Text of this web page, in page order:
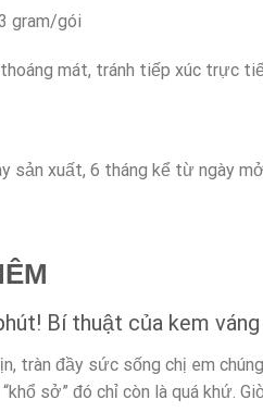
gram/gói
thoáng mát, tránh tiếp xúc trực
sản xuất, 6 tháng kể từ ngày
Bí thuật của kem
tràn đầy sức sống chị em
sở” đó chỉ còn là quá khứ.